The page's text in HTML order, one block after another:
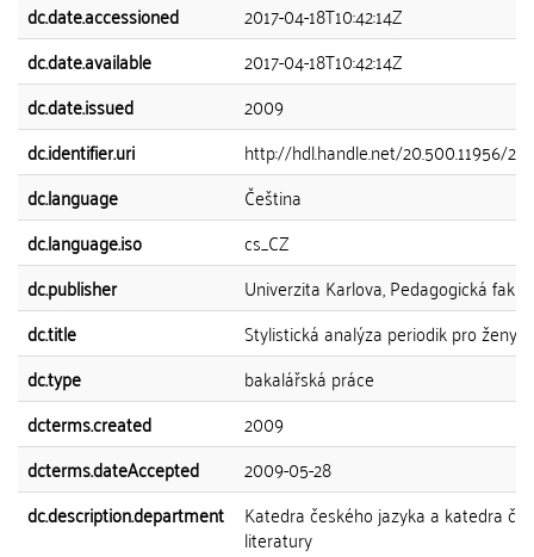
dc.date.accessioned
2017-04-18T10:42:14Z
dc.date.available
2017-04-18T10:42:14Z
dc.date.issued
2009
dc.identifier.uri
http://hdl.handle.net/20.500.11956/
dc.language
Čeština
dc.language.iso
cs_CZ
dc.publisher
Univerzita Karlova, Pedagogická
dc.title
Stylistická analýza periodik pro ženy
dc.type
bakalářská práce
dcterms.created
2009
dcterms.dateAccepted
2009-05-28
dc.description.department
Katedra českého jazyka a katedra
literatury